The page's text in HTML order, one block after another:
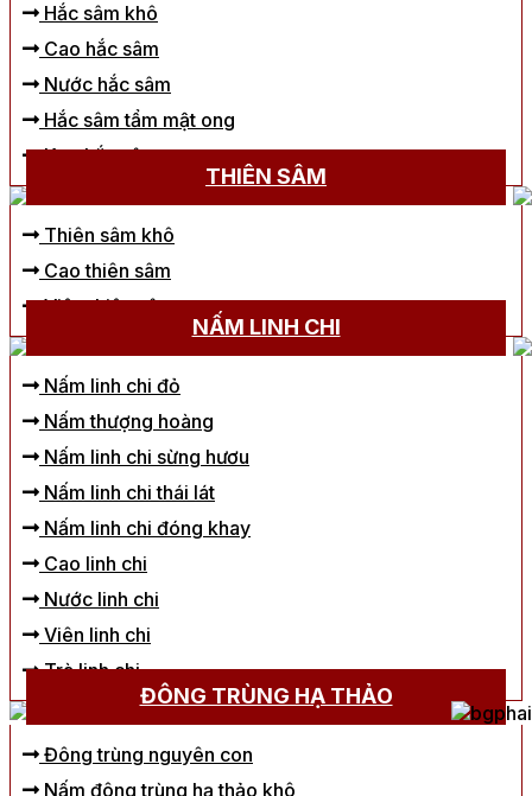
Hắc sâm khô
Cao hắc sâm
Nước hắc sâm
Hắc sâm tẩm mật ong
Kẹo hắc sâm
THIÊN SÂM
Thiên sâm khô
Cao thiên sâm
Viên thiên sâm
NẤM LINH CHI
Nấm linh chi đỏ
Nấm thượng hoàng
Nấm linh chi sừng hươu
Nấm linh chi thái lát
Nấm linh chi đóng khay
Cao linh chi
Nước linh chi
Viên linh chi
Trà linh chi
ĐÔNG TRÙNG HẠ THẢO
Đông trùng nguyên con
Nấm đông trùng hạ thảo khô